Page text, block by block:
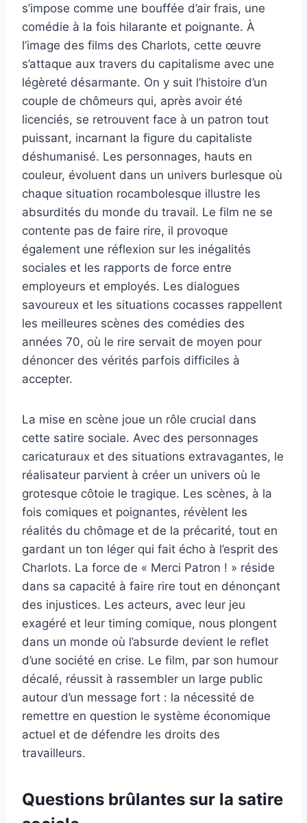
s’impose comme une bouffée d’air frais, une
comédie à la fois hilarante et poignante. À
l’image des films des Charlots, cette œuvre
s’attaque aux travers du capitalisme avec une
légèreté désarmante. On y suit l’histoire d’un
couple de chômeurs qui, après avoir été
licenciés, se retrouvent face à un patron tout
puissant, incarnant la figure du capitaliste
déshumanisé. Les personnages, hauts en
couleur, évoluent dans un univers burlesque où
chaque situation rocambolesque illustre les
absurdités du monde du travail. Le film ne se
contente pas de faire rire, il provoque
également une réflexion sur les inégalités
sociales et les rapports de force entre
employeurs et employés. Les dialogues
savoureux et les situations cocasses rappellent
les meilleures scènes des comédies des
années 70, où le rire servait de moyen pour
dénoncer des vérités parfois difficiles à
accepter.
La mise en scène joue un rôle crucial dans
cette satire sociale. Avec des personnages
caricaturaux et des situations extravagantes, le
réalisateur parvient à créer un univers où le
grotesque côtoie le tragique. Les scènes, à la
fois comiques et poignantes, révèlent les
réalités du chômage et de la précarité, tout en
gardant un ton léger qui fait écho à l’esprit des
Charlots. La force de « Merci Patron ! » réside
dans sa capacité à faire rire tout en dénonçant
des injustices. Les acteurs, avec leur jeu
exagéré et leur timing comique, nous plongent
dans un monde où l’absurde devient le reflet
d’une société en crise. Le film, par son humour
décalé, réussit à rassembler un large public
autour d’un message fort : la nécessité de
remettre en question le système économique
actuel et de défendre les droits des
travailleurs.
Questions brûlantes sur la satire